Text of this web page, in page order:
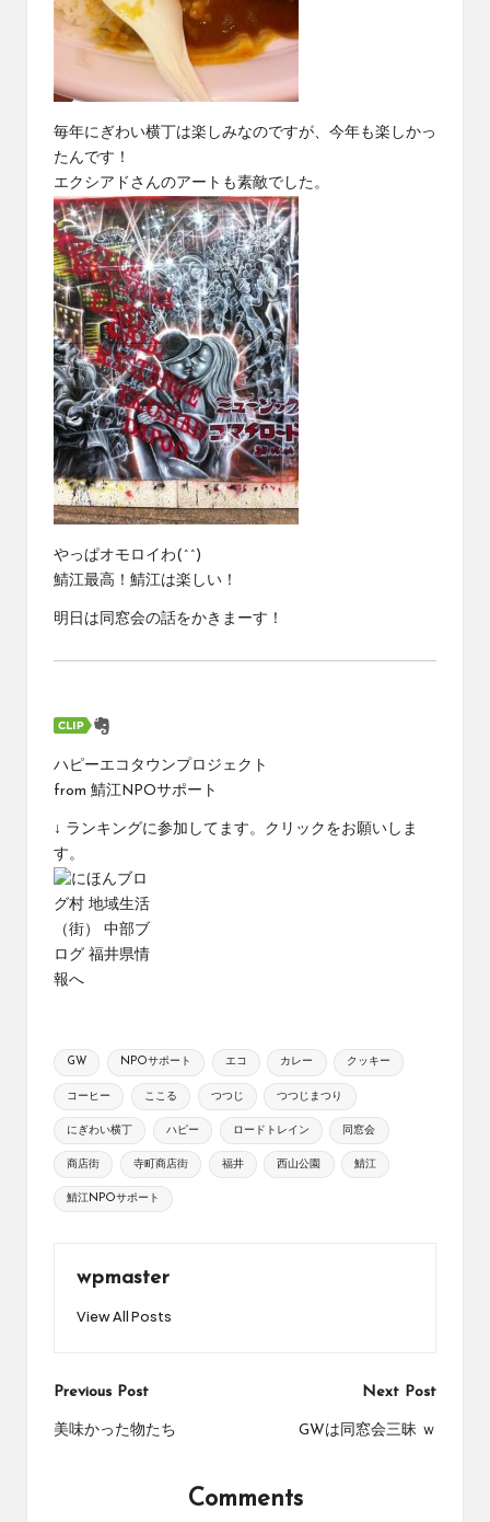
毎年にぎわい横丁は楽しみなのですが、今年も楽しかっ
たんです！
エクシアドさんのアートも素敵でした。
やっぱオモロイわ(^^)
鯖江最高！鯖江は楽しい！
明日は同窓会の話をかきまーす！
ハピーエコタウンプロジェクト
from 鯖江NPOサポート
↓ ランキングに参加してます。クリックをお願いしま
す。
Tags:
GW NPOサポート エコ カレー クッキー
コーヒー ここる つつじ つつじまつり
にぎわい横丁 ハピー ロードトレイン 同窓会
商店街 寺町商店街 福井 西山公園 鯖江
鯖江NPOサポート
wpmaster
View All Posts
Post
navigation
Previous Post
美味かった物たち
Next Post
GWは同窓会三昧 ｗ
Comments